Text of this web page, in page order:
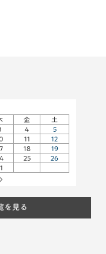
金
土
4
5
11
12
18
19
25
26
を見る